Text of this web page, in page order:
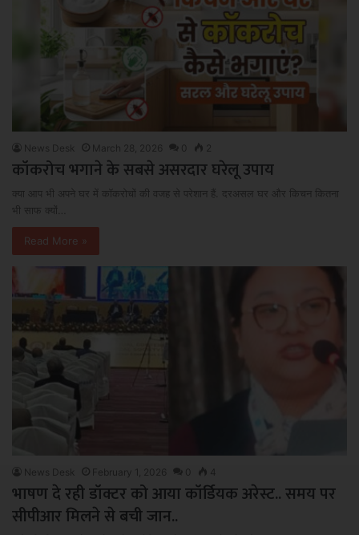
News Desk March 28, 2026 0 2
कॉकरोच भगाने के सबसे असरदार घरेलू उपाय
क्या आप भी अपने घर में कॉकरोचों की वजह से परेशान हैं. दरअसल घर और किचन कितना
भी साफ क्यों…
Read More »
News Desk February 1, 2026 0 4
भाषण दे रही डॉक्टर को आया कॉर्डियक अरेस्ट.. समय पर
सीपीआर मिलने से बची जान..